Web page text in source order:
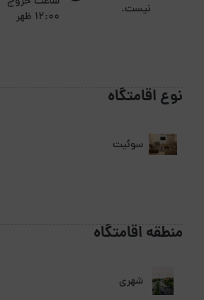
نیست.
12:00 ظهر
نوع اقامتگاه
سوئیت
منطقه اقامتگاه
شهری